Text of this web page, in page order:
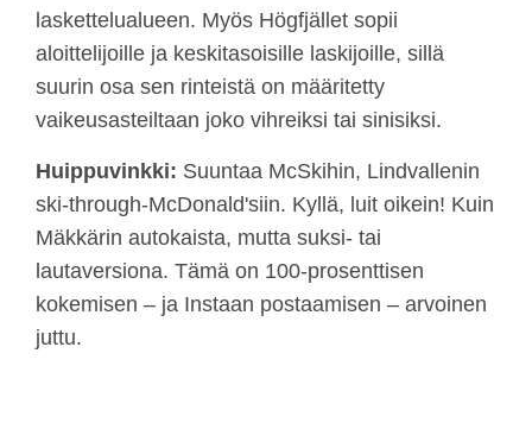
laskettelualueen. Myös Högfjället sopii
aloittelijoille ja keskitasoisille laskijoille, sillä
suurin osa sen rinteistä on määritetty
vaikeusasteiltaan joko vihreiksi tai sinisiksi.
Huippuvinkki: Suuntaa McSkihin, Lindvallenin
ski-through-McDonald'siin. Kyllä, luit oikein! Kuin
Mäkkärin autokaista, mutta suksi- tai
lautaversiona. Tämä on 100-prosenttisen
kokemisen – ja Instaan postaamisen – arvoinen
juttu.